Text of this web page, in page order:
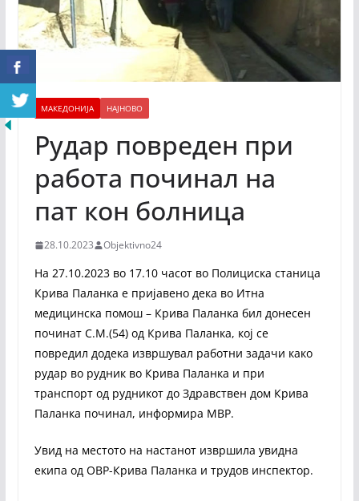
МАКЕДОНИЈА НАЈНОВО
Рудар повреден при
работа починал на
пат кон болница
28.10.2023 Objektivno24
На 27.10.2023 во 17.10 часот во Полициска станица
Крива Паланка е пријавено дека во Итна
медицинска помош – Крива Паланка бил донесен
починат С.М.(54) од Крива Паланка, кој се
повредил додека извршувал работни задачи како
рудар во рудник во Крива Паланка и при
транспорт од рудникот до Здравствен дом Крива
Паланка починал, информира МВР.
Увид на местото на настанот извршила увидна
екипа од ОВР-Крива Паланка и трудов инспектор.